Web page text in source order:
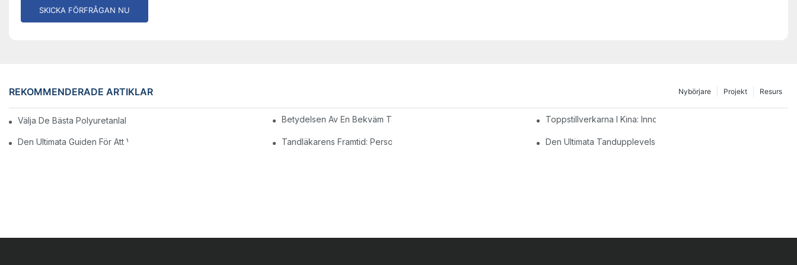
SKICKA FÖRFRÅGAN NU
REKOMMENDERADE ARTIKLAR Resurs
Projekt
Nybörjare
Välja De Bästa Polyuretanlaboratorierna För Din Arbetsyta Betydelsen Av En Bekväm Tandklinikstol: Säkerställa Patientkomfort Under TandprocedurerToppstillverkarna I Kina: Innovationer Och Kvalitet
Den Ultimata Guiden För Att Välja Den Bästa Tandstolfabriken Tandläkarens Framtid: Personliga Moderna Tandstolar Den Ultimata Tandupplevelsen: En Närmare Titt På Anpassade